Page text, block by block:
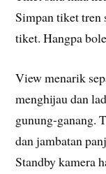
Simpan tiket tren
tiket. Hangpa
View menarik
menghijau dan
gunung-ganang.
dan jambatan
Standby kamera